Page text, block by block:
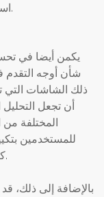
استخدامها، وإعادة توجيهها إلى الحد من النفايات.
شأن أوجه التقدم
ذلك الشاشات التي
أن تجعل
المختلفة
للمستخدمين
كانوا يعملون في مختبر أو مصنع أو في الميدان.
بالإضافة إلى ذلك،